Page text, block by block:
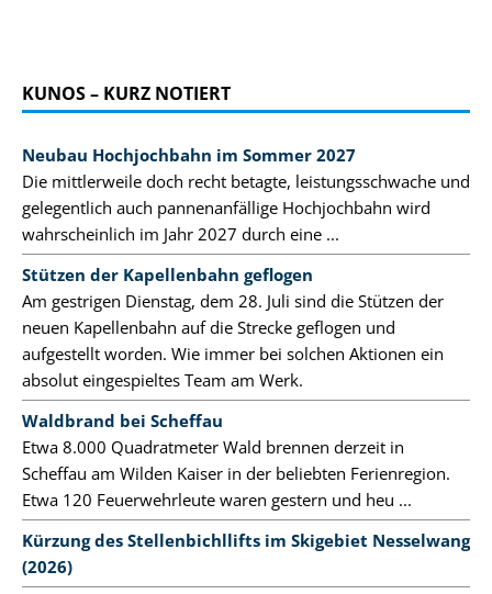
KUNOS – KURZ NOTIERT
Neubau Hochjochbahn im Sommer 2027
Die mittlerweile doch recht betagte, leistungsschwache und
gelegentlich auch pannenanfällige Hochjochbahn wird
wahrscheinlich im Jahr 2027 durch eine ...
Stützen der Kapellenbahn geflogen
Am gestrigen Dienstag, dem 28. Juli sind die Stützen der
neuen Kapellenbahn auf die Strecke geflogen und
aufgestellt worden. Wie immer bei solchen Aktionen ein
absolut eingespieltes Team am Werk.
Waldbrand bei Scheffau
Etwa 8.000 Quadratmeter Wald brennen derzeit in
Scheffau am Wilden Kaiser in der beliebten Ferienregion.
Etwa 120 Feuerwehrleute waren gestern und heu ...
Kürzung des Stellenbichllifts im Skigebiet Nesselwang
(2026)